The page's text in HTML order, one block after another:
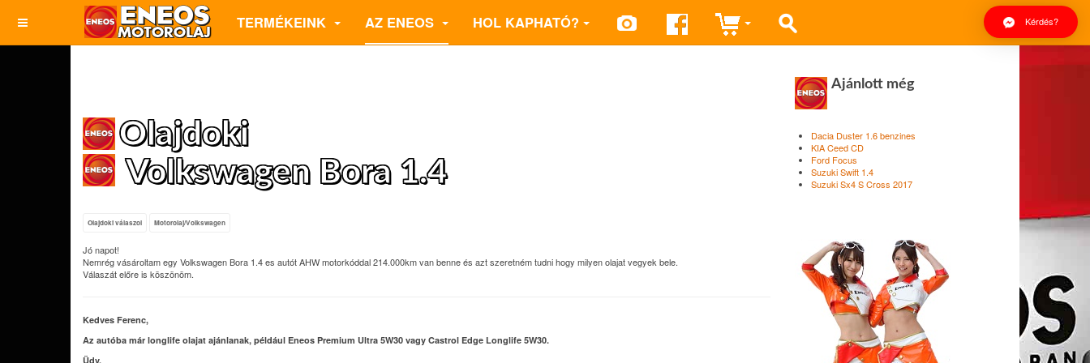
Kérdés?
TERMÉKEINK AZ ENEOS HOL KAPHATÓ?
Olajdoki
Volkswagen Bora 1.4
Olajdoki válaszol Motorolaj/Volkswagen
Jó napot!
Nemrég vásároltam egy Volkswagen Bora 1.4 es autót AHW motorkóddal 214.000km van benne és azt szeretném tudni hogy milyen olajat vegyek bele.
Válaszát előre is köszönöm.
Kedves Ferenc,
Az autóba már longlife olajat ajánlanak, például Eneos Premium Ultra 5W30 vagy Castrol Edge Longlife 5W30.
Üdv.
Ajánlott még
Dacia Duster 1.6 benzines
KIA Ceed CD
Ford Focus
Suzuki Swift 1.4
Suzuki Sx4 S Cross 2017